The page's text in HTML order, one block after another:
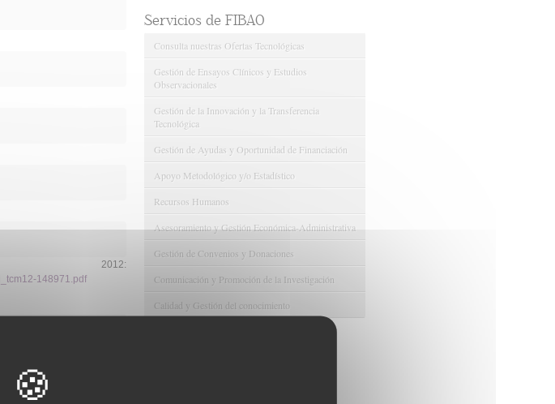
2012:
148971.pdf
para la salud de las
Servicios de FIBAO
Consulta nuestras Ofertas Tecnológicas
Gestión de Ensayos Clínicos y Estudios
Observacionales
Gestión de la Innovación y la Transferencia
Tecnológica
Gestión de Ayudas y Oportunidad de Financiación
Apoyo Metodológico y/o Estadístico
Recursos Humanos
Asesoramiento y Gestión Económica-Administrativa
Gestión de Convenios y Donaciones
Comunicación y Promoción de la Investigación
Calidad y Gestión del conocimiento